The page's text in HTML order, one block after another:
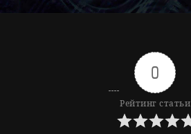
0
Рейтинг статьи